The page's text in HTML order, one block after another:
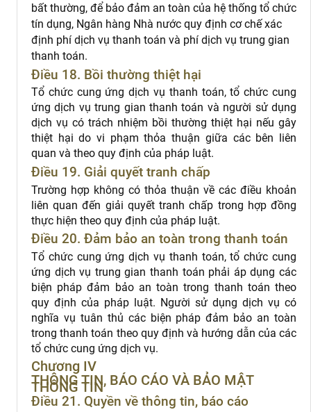
bất thường, để bảo đảm an toàn của hệ thống tổ chức
tín dụng, Ngân hàng Nhà nước quy định cơ chế xác
định phí dịch vụ thanh toán và phí dịch vụ trung gian
thanh toán.
Điều 18. Bồi thường thiệt hại
Tổ chức cung ứng dịch vụ thanh toán, tổ chức cung
ứng dịch vụ trung gian thanh toán và người sử dụng
dịch vụ có trách nhiệm bồi thường thiệt hại nếu gây
thiệt hại do vi phạm thỏa thuận giữa các bên liên
quan và theo quy định của pháp luật.
Điều 19. Giải quyết tranh chấp
Trường hợp không có thỏa thuận về các điều khoản
liên quan đến giải quyết tranh chấp trong hợp đồng
thực hiện theo quy định của pháp luật.
Điều 20. Đảm bảo an toàn trong thanh toán
Tổ chức cung ứng dịch vụ thanh toán, tổ chức cung
ứng dịch vụ trung gian thanh toán phải áp dụng các
biện pháp đảm bảo an toàn trong thanh toán theo
quy định của pháp luật. Người sử dụng dịch vụ có
nghĩa vụ tuân thủ các biện pháp đảm bảo an toàn
trong thanh toán theo quy định và hướng dẫn của các
tổ chức cung ứng dịch vụ.
Chương IV
THÔNG TIN, BÁO CÁO VÀ BẢO MẬT
THÔNG TIN
Điều 21. Quyền về thông tin, báo cáo